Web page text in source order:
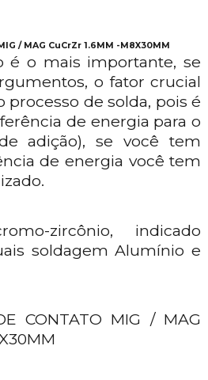
/ MAG CuCrZr 1.6MM -M8X30MM
é o mais importante, se
o fator crucial
processo de solda, pois é
de energia para o
adição), se você tem
de energia você tem
zircônio, indicado
soldagem Alumínio e
CONTATO MIG / MAG